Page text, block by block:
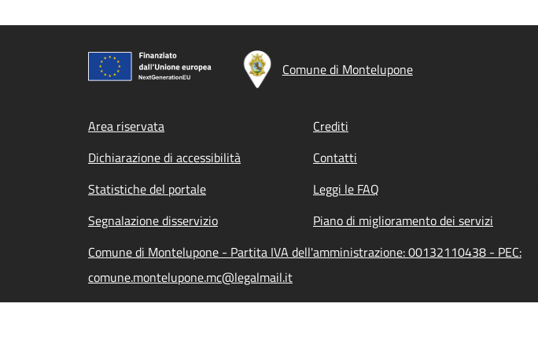
Comune di Montelupone
Footer menu
Area riservata Crediti
Dichiarazione di accessibilità
Contatti
Statistiche del portale
Leggi le FAQ
Segnalazione disservizio
Piano di miglioramento dei servizi
Comune di Montelupone - Partita IVA dell'amministrazione: 00132110438 - PEC:
comune.montelupone.mc@legalmail.it